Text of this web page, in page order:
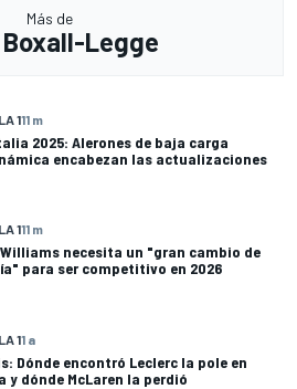
Más de
Legge
111 m
2025: Alerones de baja carga
encabezan las actualizaciones
111 m
necesita un "gran cambio de
para ser competitivo en 2026
11 a
Dónde encontró Leclerc la pole en
y dónde McLaren la perdió